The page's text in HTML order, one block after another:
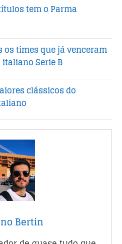
tem o Parma
os times que já venceram
Serie B
clássicos do
Bertin